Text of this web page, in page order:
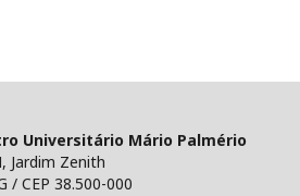
Universitário Mário Palmério
Jardim Zenith
/ CEP 38.500-000